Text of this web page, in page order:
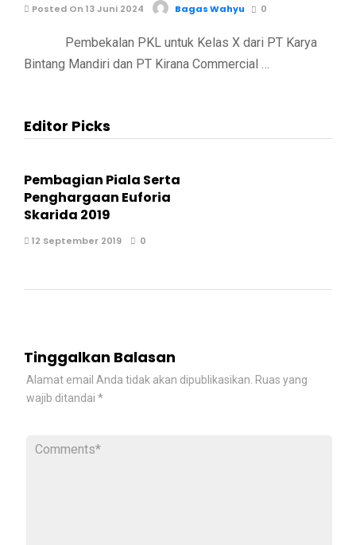
Posted On 13 Juni 2024 Bagas Wahyu 0
Pembekalan PKL untuk Kelas X dari PT Karya
Bintang Mandiri dan PT Kirana Commercial …
Editor Picks
Pembagian Piala Serta
Penghargaan Euforia
Skarida 2019
12 September 2019 0
Tinggalkan Balasan
Alamat email Anda tidak akan dipublikasikan. Ruas yang
wajib ditandai *